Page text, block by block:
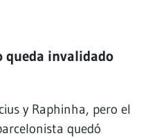
queda invalidado
y Raphinha, pero el
quedó